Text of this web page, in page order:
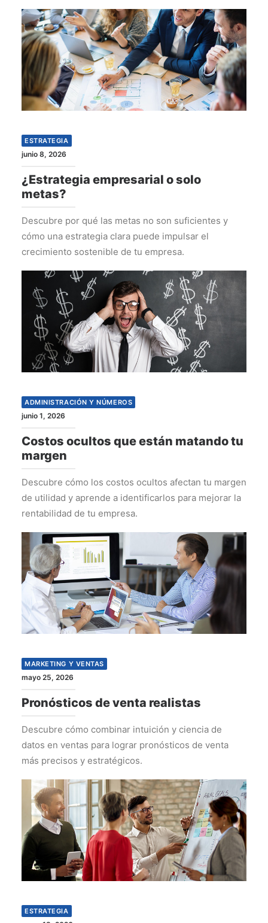
ESTRATEGIA
junio 8, 2026
¿Estrategia empresarial o solo
metas?
Descubre por qué las metas no son suficientes y
cómo una estrategia clara puede impulsar el
crecimiento sostenible de tu empresa.
ADMINISTRACIÓN Y NÚMEROS
junio 1, 2026
Costos ocultos que están matando tu
margen
Descubre cómo los costos ocultos afectan tu margen
de utilidad y aprende a identificarlos para mejorar la
rentabilidad de tu empresa.
MARKETING Y VENTAS
mayo 25, 2026
Pronósticos de venta realistas
Descubre cómo combinar intuición y ciencia de
datos en ventas para lograr pronósticos de venta
más precisos y estratégicos.
ESTRATEGIA